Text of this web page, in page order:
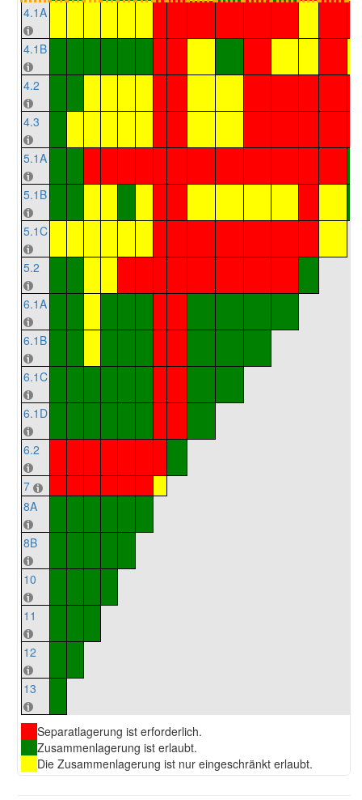
4.1A
4.1B
4.2
4.3
5.1A
5.1B
5.1C
5.2
6.1A
6.1B
6.1C
6.1D
6.2
7
8A
8B
10
11
12
13
Separatlagerung ist erforderlich.
Zusammenlagerung ist erlaubt.
Die Zusammenlagerung ist nur eingeschränkt erlaubt.